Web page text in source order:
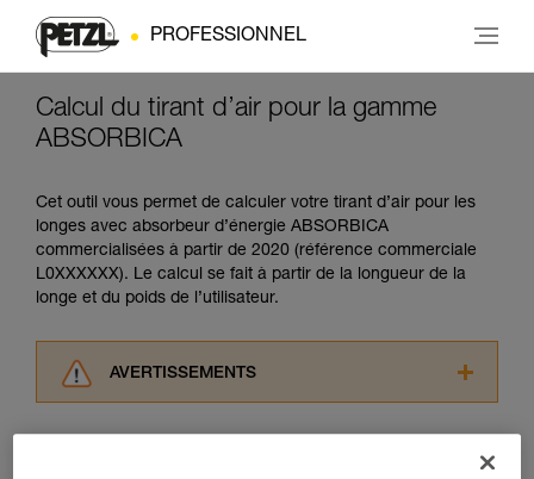
PROFESSIONNEL
Calcul du tirant d’air pour la gamme
ABSORBICA
Cet outil vous permet de calculer votre tirant d’air pour les
longes avec absorbeur d’énergie ABSORBICA
commercialisées à partir de 2020 (référence commerciale
L0XXXXXX). Le calcul se fait à partir de la longueur de la
longe et du poids de l’utilisateur.
AVERTISSEMENTS